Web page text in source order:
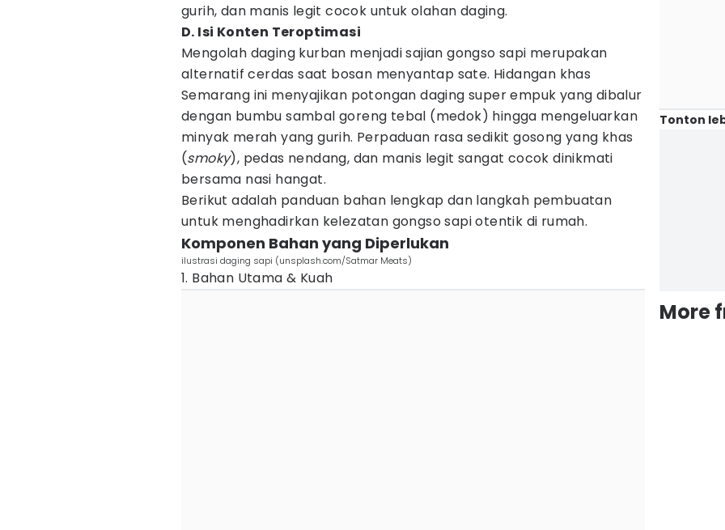
gurih, dan manis legit cocok untuk olahan daging.
D. Isi Konten Teroptimasi
Mengolah daging kurban menjadi sajian gongso sapi merupakan
alternatif cerdas saat bosan menyantap sate. Hidangan khas
Semarang ini menyajikan potongan daging super empuk yang dibalur
dengan bumbu sambal goreng tebal (medok) hingga mengeluarkan
minyak merah yang gurih. Perpaduan rasa sedikit gosong yang khas
(smoky), pedas nendang, dan manis legit sangat cocok dinikmati
bersama nasi hangat.
Berikut adalah panduan bahan lengkap dan langkah pembuatan
untuk menghadirkan kelezatan gongso sapi otentik di rumah.
Komponen Bahan yang Diperlukan
ilustrasi daging sapi (unsplash.com/Satmar Meats)
1. Bahan Utama & Kuah
Tonton
More